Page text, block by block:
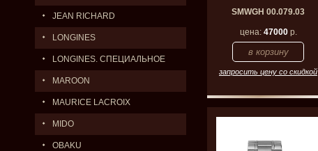
JEAN RICHARD
LONGINES
LONGINES. СПЕЦИАЛЬНОЕ
ПРЕДЛОЖЕНИЕ.
MAROON
MAURICE LACROIX
MIDO
OBAKU
SMWGH 00.079.03
цена: 47000р.
запросить цену со скидкой